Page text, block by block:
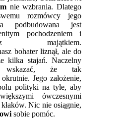
nie wzbrania. Dlatego
rozmówcy jego
podbudowana jest
pochodzeniem i
majątkiem.
bohater liznął, ale do
kilka stajań. Naczelny
że tak
okrutnie. Jego założenie,
polityki na tyle, aby
ówczesnymi
Nic nie osiągnie,
sobie pomóc.